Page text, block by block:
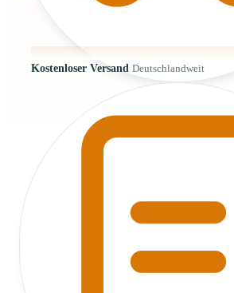
Kostenloser Versand Deutschlandweit